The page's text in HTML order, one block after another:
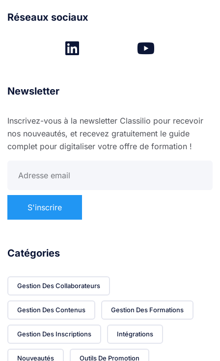
Réseaux sociaux
Newsletter
Inscrivez-vous à la newsletter Classilio pour recevoir
nos nouveautés, et recevez gratuitement le guide
complet pour digitaliser votre offre de formation !
Catégories
Gestion Des Collaborateurs
Gestion Des Contenus Gestion Des Formations
Gestion Des Inscriptions Intégrations
Nouveautés Outils De Promotion